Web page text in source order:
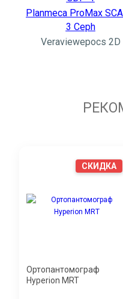
Planmeca ProMax
3 Ceph
Veraviewepocs 2D
СКИДКА
Ортопантомограф
Hyperion MRT